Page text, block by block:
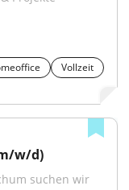
Vollzeit
w/d)
suchen wir